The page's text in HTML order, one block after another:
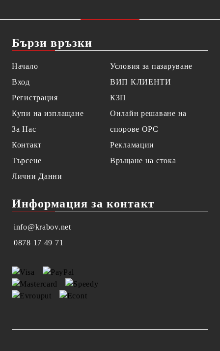
Бързи връзки
Начало
Вход
Регистрация
Купи на изплащане
За Нас
Контакт
Търсене
Лични Данни
Условия за пазаруване
ВИП КЛИЕНТИ
КЗП
Онлайн решаване на
спорове OPC
Рекламации
Връщане на стока
Информация за контакт
info@krabov.net
0878 17 49 71